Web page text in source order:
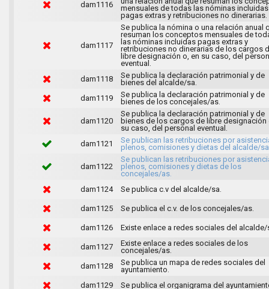
dam1116
mensuales de todas las nóminas incluidas
pagas extras y retribuciones no dinerarias.
dam1117
Se publica la nómina o una relación anual
resuman los conceptos mensuales de
las nóminas incluidas pagas extras y
retribuciones no dinerarias de los cargos
libre designación o, en su caso, del
eventual.
dam1118
Se publica la declaración patrimonial y de
bienes del alcalde/sa.
dam1119
Se publica la declaración patrimonial y de
bienes de los concejales/as.
dam1120
Se publica la declaración patrimonial y de
bienes de los cargos de libre designación
su caso, del personal eventual.
dam1121
Se publican las retribuciones por
plenos, comisiones y dietas del alcalde/
dam1122
Se publican las retribuciones por
plenos, comisiones y dietas de los
concejales/as.
dam1124
Se publica c.v del alcalde/sa.
dam1125 Se publica el c.v. de los concejales/as.
dam1126 Existe enlace a redes sociales del alcalde/
dam1127
Existe enlace a redes sociales de los
concejales/as.
dam1128
Se publica un mapa de redes sociales del
ayuntamiento.
dam1129
Se publica el organigrama del